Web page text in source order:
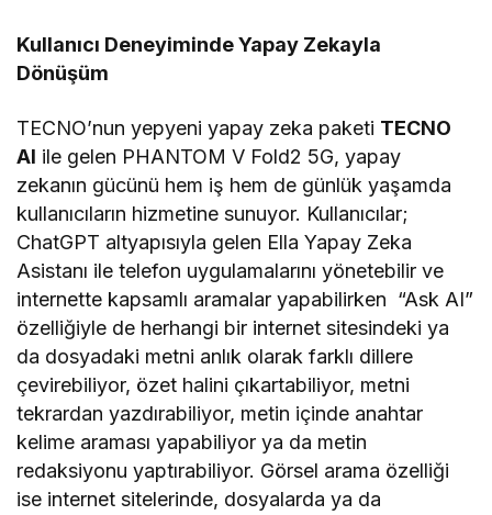
Kullanıcı Deneyiminde Yapay Zekayla
Dönüşüm
TECNO’nun yepyeni yapay zeka paketi TECNO
AI ile gelen PHANTOM V Fold2 5G, yapay
zekanın gücünü hem iş hem de günlük yaşamda
kullanıcıların hizmetine sunuyor. Kullanıcılar;
ChatGPT altyapısıyla gelen Ella Yapay Zeka
Asistanı ile telefon uygulamalarını yönetebilir ve
internette kapsamlı aramalar yapabilirken “Ask AI”
özelliğiyle de herhangi bir internet sitesindeki ya
da dosyadaki metni anlık olarak farklı dillere
çevirebiliyor, özet halini çıkartabiliyor, metni
tekrardan yazdırabiliyor, metin içinde anahtar
kelime araması yapabiliyor ya da metin
redaksiyonu yaptırabiliyor. Görsel arama özelliği
ise internet sitelerinde, dosyalarda ya da